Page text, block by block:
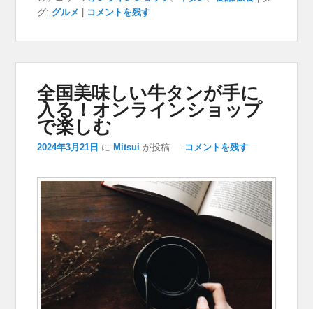
グ: グルメ コメントを残す
全国美味しい牛タンが手に
入る！オンラインショップ
で楽しむ
2024年3月21日 に Mitsui が投稿 — コメントを残す